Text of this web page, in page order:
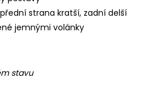
strana kratší, zadní delší
jemnými volánky
stavu